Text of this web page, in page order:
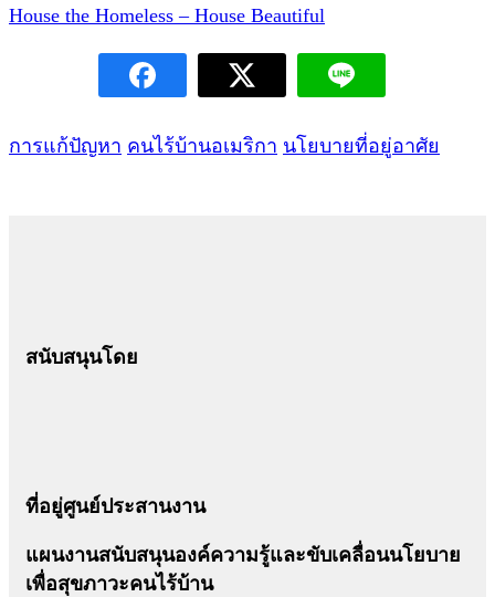
House the Homeless – House Beautiful
การแก้ปัญหา คนไร้บ้านอเมริกา นโยบายที่อยู่อาศัย
สนับสนุนโดย
ที่อยู่ศูนย์ประสานงาน
แผนงานสนับสนุนองค์ความรู้และขับเคลื่อนนโยบาย
เพื่อสุขภาวะคนไร้บ้าน